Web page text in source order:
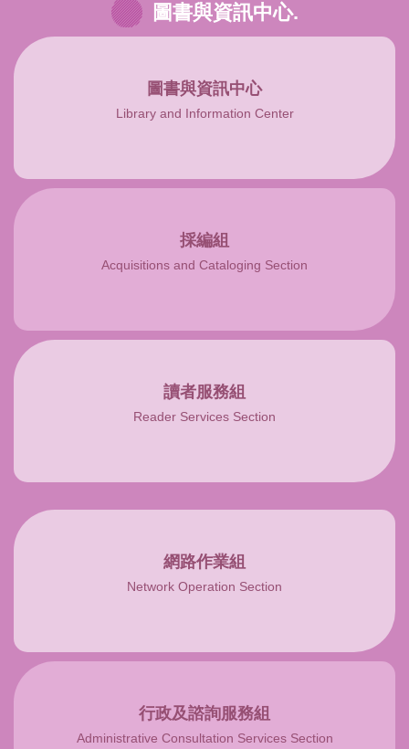
圖書與資訊中心.
圖書與資訊中心
Library and Information Center
採編組
Acquisitions and Cataloging Section
讀者服務組
Reader Services Section
網路作業組
Network Operation Section
行政及諮詢服務組
Administrative Consultation Services Section